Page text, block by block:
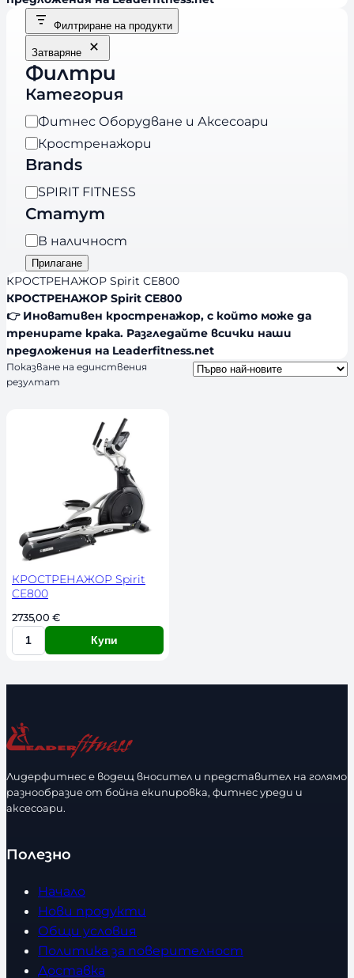
Филтриране на продукти
Затваряне
Филтри
Категория
К
а
т
г
о
р
и
я
Фитнес Оборудване и Аксесоари
Кростренажори
Brands
B
r
a
n
d
s
SPIRIT FITNESS
Статут
Н
а
л
и
ч
н
о
с
В наличност
Прилагане
КРОСТРЕНАЖОР Spirit CE800
КРОСТРЕНАЖОР Spirit CE800
👉 Иновативен кростренажор, с който може да
тренирате крака. Разгледайте всички наши
предложения на Leaderfitness.net
Показване на единствения
резултат
КРОСТРЕНАЖОР Spirit
CE800
2735,00 €
К
л
ч
е
т
в
Купи
Лидерфитнес е водещ вносител и представител на голямо
разнообразие от бойна екипировка, фитнес уреди и
аксесоари.
Полезно
Начало
Нови продукти
Общи условия
Политика за поверителност
Доставка